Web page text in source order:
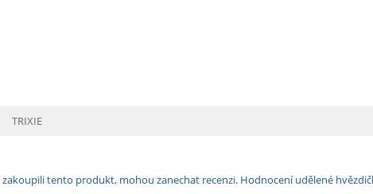
TRIXIE
zakoupili tento produkt, mohou zanechat recenzi. Hodnocení udělené